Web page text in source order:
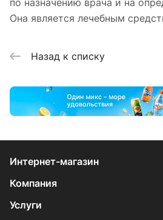
Она является лечебным
Назад к списку
Интернет-магазин
Компания
Услуги